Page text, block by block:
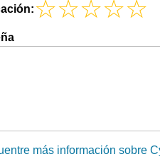
más información sobre